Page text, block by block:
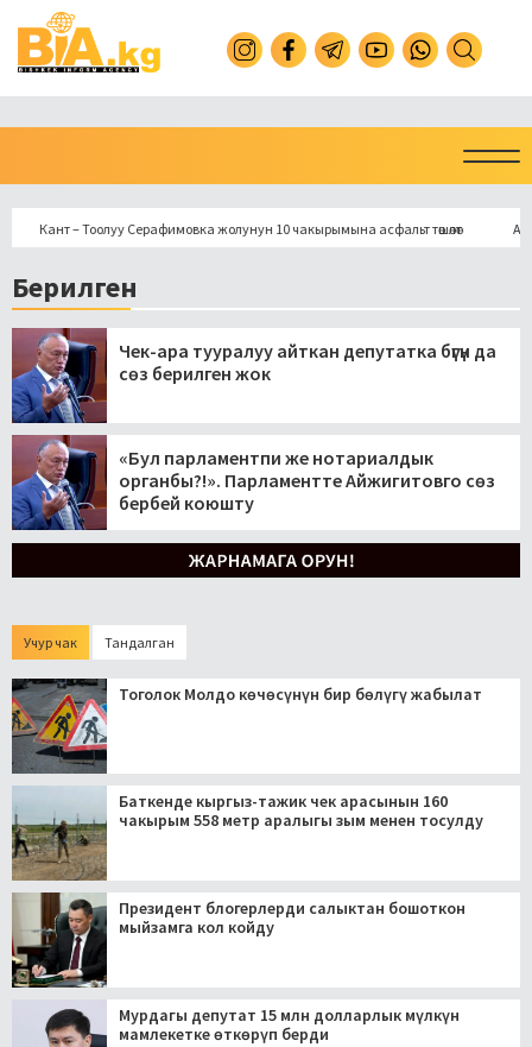
Кант – Тоолуу Серафимовка жолунун 10 чакырымына асфальт төшөлөт
Берилген
Чек-ара тууралуу айткан депутатка бүгүн да
сөз берилген жок
«Бул парламентпи же нотариалдык
органбы?!». Парламентте Айжигитовго сөз
бербей коюшту
Учур чак Тандалган
Тоголок Молдо көчөсүнүн бир бөлүгү жабылат
Баткенде кыргыз-тажик чек арасынын 160
чакырым 558 метр аралыгы зым менен тосулду
Президент блогерлерди салыктан бошоткон
мыйзамга кол койду
Мурдагы депутат 15 млн долларлык мүлкүн
мамлекетке өткөрүп берди